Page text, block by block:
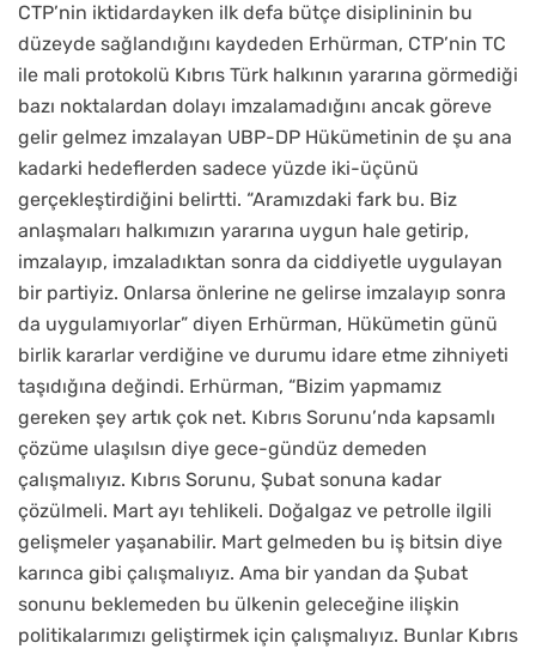
CTP’nin iktidardayken ilk defa bütçe disiplininin bu
düzeyde sağlandığını kaydeden Erhürman, CTP’nin TC
ile mali protokolü Kıbrıs Türk halkının yararına görmediği
bazı noktalardan dolayı imzalamadığını ancak göreve
gelir gelmez imzalayan UBP-DP Hükümetinin de şu ana
kadarki hedeflerden sadece yüzde iki-üçünü
gerçekleştirdiğini belirtti. “Aramızdaki fark bu. Biz
anlaşmaları halkımızın yararına uygun hale getirip,
imzalayıp, imzaladıktan sonra da ciddiyetle uygulayan
bir partiyiz. Onlarsa önlerine ne gelirse imzalayıp sonra
da uygulamıyorlar” diyen Erhürman, Hükümetin günü
birlik kararlar verdiğine ve durumu idare etme zihniyeti
taşıdığına değindi. Erhürman, “Bizim yapmamız
gereken şey artık çok net. Kıbrıs Sorunu’nda kapsamlı
çözüme ulaşılsın diye gece-gündüz demeden
çalışmalıyız. Kıbrıs Sorunu, Şubat sonuna kadar
çözülmeli. Mart ayı tehlikeli. Doğalgaz ve petrolle ilgili
gelişmeler yaşanabilir. Mart gelmeden bu iş bitsin diye
karınca gibi çalışmalıyız. Ama bir yandan da Şubat
sonunu beklemeden bu ülkenin geleceğine ilişkin
politikalarımızı geliştirmek için çalışmalıyız. Bunlar Kıbrıs